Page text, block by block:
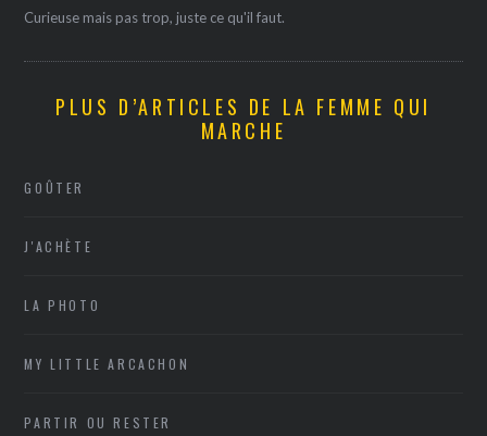
Curieuse mais pas trop, juste ce qu'il faut.
PLUS D’ARTICLES DE LA FEMME QUI
MARCHE
GOÛTER
J'ACHÈTE
LA PHOTO
MY LITTLE ARCACHON
PARTIR OU RESTER